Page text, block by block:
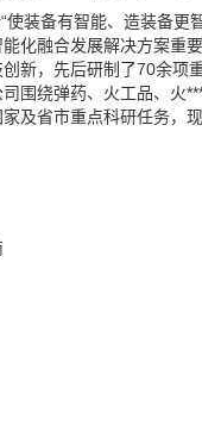
使装备有智能、造装备
化融合发展解决方案重
新，先后研制了70余项
围绕弹药、火工品、火
及省市重点科研任务，